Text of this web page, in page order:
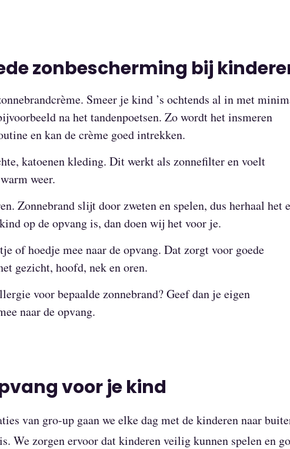
zonbescherming bij
Smeer je kind ’s ochtends al in met
na het tandenpoetsen. Zo wordt het insmeren
en kan de crème goed intrekken.
katoenen kleding. Dit werkt als zonnefilter en voelt
weer.
Zonnebrand slijt door zweten en spelen, dus herhaal het
op de opvang is, dan doen wij het voor je.
of hoedje mee naar de opvang. Dat zorgt voor goede
gezicht, hoofd, nek en oren.
voor bepaalde zonnebrand? Geef dan je eigen
naar de opvang.
voor je kind
van gro-up gaan we elke dag met de kinderen naar
We zorgen ervoor dat kinderen veilig kunnen spelen en